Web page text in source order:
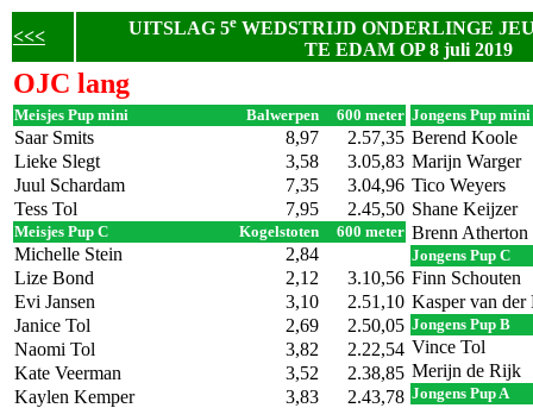
<<< UITSLAG 5eWEDSTRIJD ONDERLINGE
TE EDAM OP 8 juli 2019
OJC lang
Meisjes Pup mini Balwerpen 600 meter
Saar Smits 8,97
2.57,35
Lieke Slegt
3,58
3.05,83
Juul Schardam
7,35
3.04,96
Tess Tol
7,95 2.45,50
Meisjes Pup C Kogelstoten 600 meter
Michelle Stein
2,84
Lize Bond
2,12
3.10,56
Evi Jansen
3,10
2.51,10
Janice Tol
2,69
2.50,05
Naomi Tol
3,82
2.22,54
Kate Veerman
3,52
2.38,85
Kaylen Kemper
3,83
2.43,78
Jongens Pup mini
Berend Koole
Marijn Warger
Tico Weyers
Shane Keijzer
Brenn Atherton
Jongens Pup C
Finn Schouten
Kasper van der
Jongens Pup B
Vince Tol
Merijn de Rijk
Jongens Pup A